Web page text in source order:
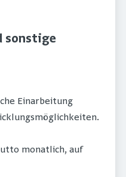
sonstige
Einarbeitung
monatlich, auf